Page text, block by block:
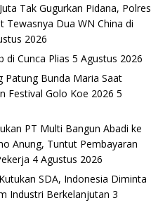
Tak Gugurkan Pidana, Polres
Tewasnya Dua WN China di
2026
di Cunca Plias 5 Agustus 2026
Patung Bunda Maria Saat
Festival Golo Koe 2026 5
PT Multi Bangun Abadi ke
Anung, Tuntut Pembayaran
4 Agustus 2026
SDA, Indonesia Diminta
Industri Berkelanjutan 3